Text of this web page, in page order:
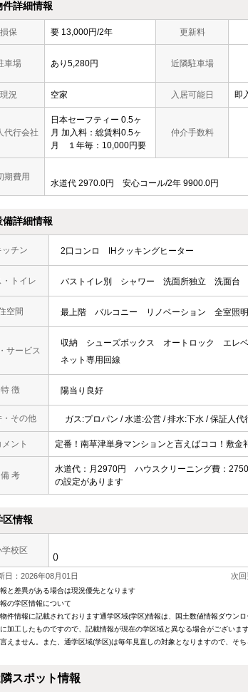
件詳細情報
損保 要 13,000円/2年 更新料
車場 あり5,280円 近隣駐車場
現況 空家 入居可能日 即
代行会社
日本セーフティー 0.5ヶ
月 加入料：総賃料0.5ヶ
月 １年毎：10,000円要
仲介手数料
期費用
水道代 2970.0円 安心コール/2年 9900.0円
備詳細情報
ッチン 2口コンロ IHクッキングヒーター
・トイレ バストイレ別 シャワー 洗面所独立 洗面台
空間 最上階 バルコニー リノベーション 全室照
サービス
収納 シューズボックス オートロック エレ
ネット専用回線
特 徴 陽当り良好
・その他 ガス:プロパン / 水道:公営 / 排水:下水 / 保証人代
メント 定番！南草津単身マンションと言えばココ！敷
備 考
水道代：月2970円 ハウスクリーニング費：
の設定があります
区情報
学校区
()
日：2026年08月01日 次回
と差異がある場合は現況優先となります
の学区情報について
件情報に記載されております通学区域(学区)情報は、国土数値情報ダウ
加工したものですので、記載情報が現在の学区域と異なる場合がござい
えません。また、通学区域(学区)は毎年見直しの対象となりますので、そ
スポット情報